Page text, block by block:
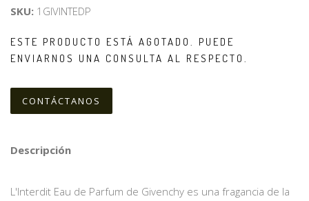
SKU: 1GIVINTEDP
ESTE PRODUCTO ESTÁ AGOTADO. PUEDE
ENVIARNOS UNA CONSULTA AL RESPECTO.
CONTÁCTANOS
Descripción
L'Interdit Eau de Parfum de Givenchy es una fragancia de la